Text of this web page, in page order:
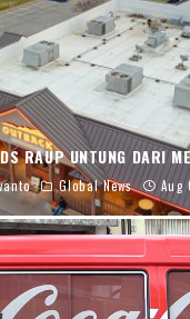
RAUP UNTUNG DARI
Global News Aug